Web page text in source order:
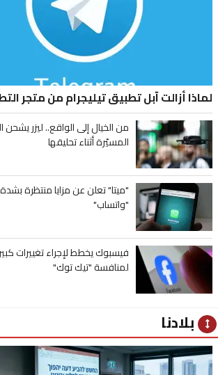
لماذا أزالت آبل تطبيق تيليجرام من متجر
من الخيال إلى الواقع.. ليزر يشحن
المسيّرة أثناء تحليقها
"ميتا" تعلن عن مزايا منتظرة
"واتساب"
فيسبوك يخطط لإجراء تغييرات
لمنافسة "تيك توك"
height بلادنا